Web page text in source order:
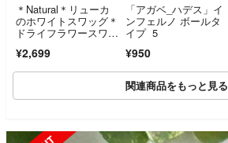
＊Natural＊リューカ
のホワイトスワッグ＊
ドライフラワースワッ
¥2,699
「アガベ_ハデス」イ
ンフェルノ ボールタ
イプ 5
¥950
関連商品をもっと見る
SOLD OUT